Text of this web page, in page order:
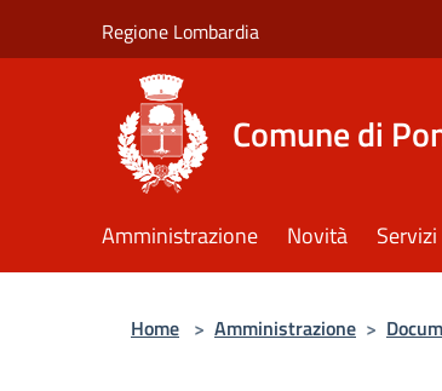
Regione Lombardia
Comune di
Amministrazione Novità Servizi
Home > Amministrazione >